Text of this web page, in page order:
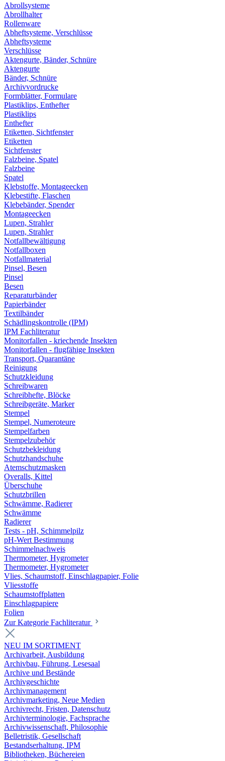
Abrollsysteme
Abrollhalter
Rollenware
Abheftsysteme, Verschlüsse
Abheftsysteme
Verschlüsse
Aktengurte, Bänder, Schnüre
Aktengurte
Bänder, Schnüre
Archivvordrucke
Formblätter, Formulare
Plastiklips, Enthefter
Plastiklips
Enthefter
Etiketten, Sichtfenster
Etiketten
Sichtfenster
Falzbeine, Spatel
Falzbeine
Spatel
Klebstoffe, Montageecken
Klebestifte, Flaschen
Klebebänder, Spender
Montageecken
Lupen, Strahler
Lupen, Strahler
Notfallbewältigung
Notfallboxen
Notfallmaterial
Pinsel, Besen
Pinsel
Besen
Reparaturbänder
Papierbänder
Textilbänder
Schädlingskontrolle (IPM)
IPM Fachliteratur
Monitorfallen - kriechende Insekten
Monitorfallen - flugfähige Insekten
Transport, Quarantäne
Reinigung
Schutzkleidung
Schreibwaren
Schreibhefte, Blöcke
Schreibgeräte, Marker
Stempel
Stempel, Numeroteure
Stempelfarben
Stempelzubehör
Schutzbekleidung
Schutzhandschuhe
Atemschutzmasken
Overalls, Kittel
Überschuhe
Schutzbrillen
Schwämme, Radierer
Schwämme
Radierer
Tests - pH, Schimmelpilz
pH-Wert Bestimmung
Schimmelnachweis
Thermometer, Hygrometer
Thermometer, Hygrometer
Vlies, Schaumstoff, Einschlagpapier, Folie
Vliesstoffe
Schaumstoffplatten
Einschlagpapiere
Folien
Zur Kategorie Fachliteratur
NEU IM SORTIMENT
Archivarbeit, Ausbildung
Archivbau, Führung, Lesesaal
Archive und Bestände
Archivgeschichte
Archivmanagement
Archivmarketing, Neue Medien
Archivrecht, Fristen, Datenschutz
Archivterminologie, Fachsprache
Archivwissenschaft, Philosophie
Belletristik, Gesellschaft
Bestandserhaltung, IPM
Bibliotheken, Büchereien